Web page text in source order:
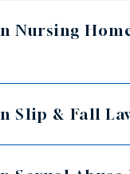
Nursing
Slip & Fall